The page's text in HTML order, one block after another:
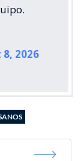
2026